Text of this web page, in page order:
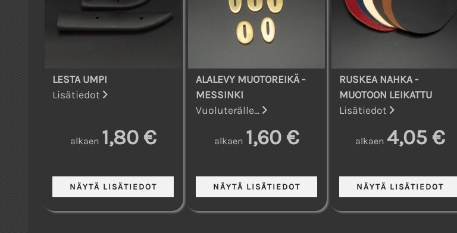
LESTA UMPI
Lisätiedot
alkaen 1,80 €
ALALEVY MUOTOREIKÄ -
MESSINKI
Vuoluterälle...
alkaen 1,60 €
RUSKEA NAHKA -
MUOTOON LEIKATTU
Lisätiedot
alkaen 4,05 €